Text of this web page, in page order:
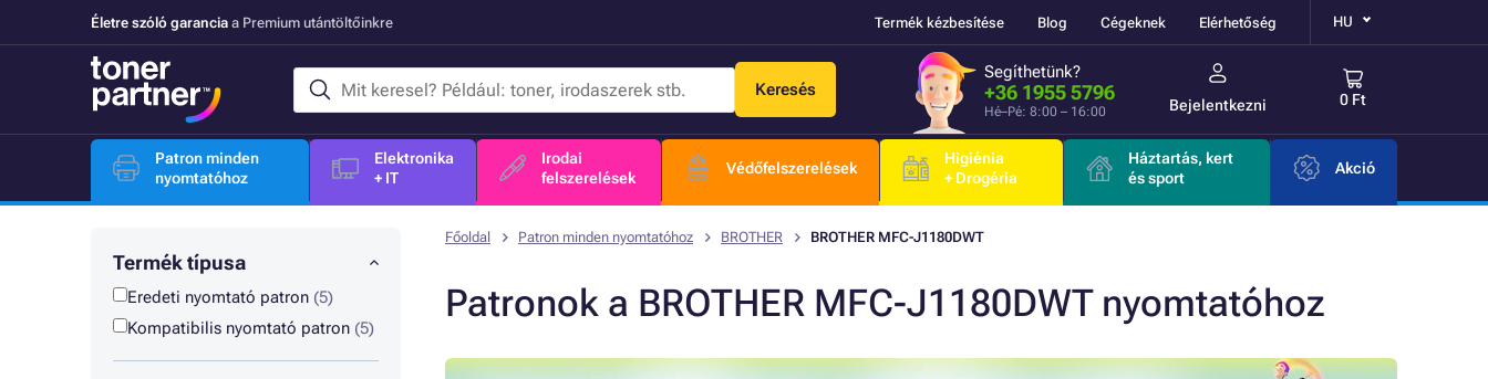
Életre szóló garancia a Premium utántöltőinkre Termék kézbesítése Blog Cégeknek Elérhetőség HU
Keresés
Segíthetünk?
+36 1955 5796
Hé–Pé: 8:00 – 16:00 Bejelentkezni 0 Ft
Patron minden
nyomtatóhoz
Elektronika
+ IT
Irodai
felszerelések
Védőfelszerelések
Higiénia
+ Drogéria
Háztartás, kert
és sport
Akció
Termék típusa
Eredeti nyomtató patron (5)
Kompatibilis nyomtató patron (5)
Főoldal Patron minden nyomtatóhoz BROTHER BROTHER MFC-J1180DWT
Patronok a BROTHER MFC-J1180DWT nyomtatóhoz